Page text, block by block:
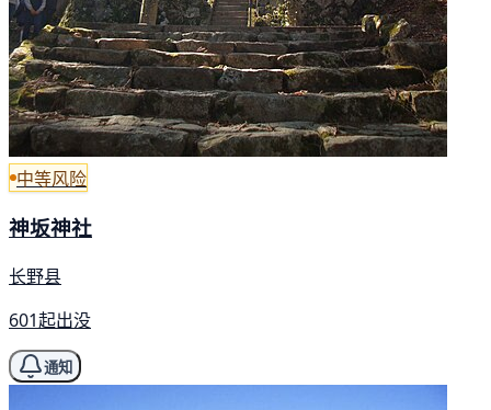
中等风险
神坂神社
长野县
601起出没
通知